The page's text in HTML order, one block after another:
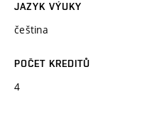
JAZYK VÝUKY
čeština
POČET KREDITŮ
4